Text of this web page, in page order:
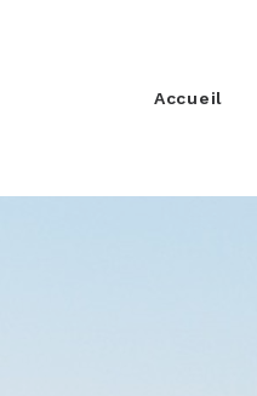
Accueil